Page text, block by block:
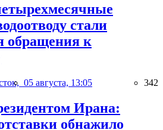
стали
обращения к
05 августа, 13:05 342
Ирана:
обнажило